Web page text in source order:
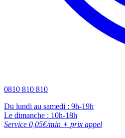
0810 810 810
Du lundi au samedi : 9h-19h
Le dimanche : 10h-18h
Service 0,05€/min + prix appel